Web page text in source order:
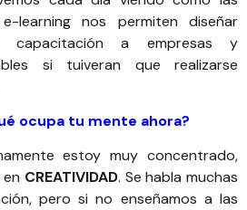
learning nos permiten diseñar
capacitación a empresas y
si tuiveran que realizarse
ocupa tu mente ahora?
estoy muy concentrado,
CREATIVIDAD. Se habla muchas
pero si no enseñamos a las